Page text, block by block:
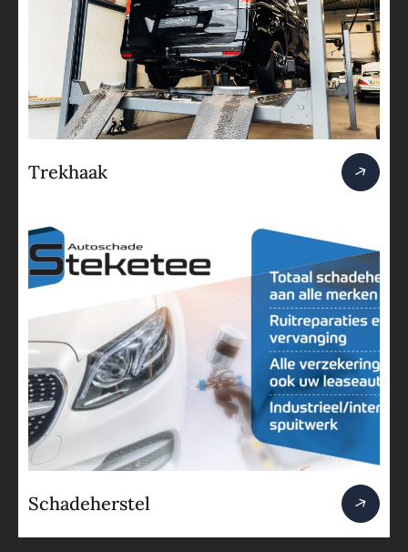
Trekhaak
Schadeherstel